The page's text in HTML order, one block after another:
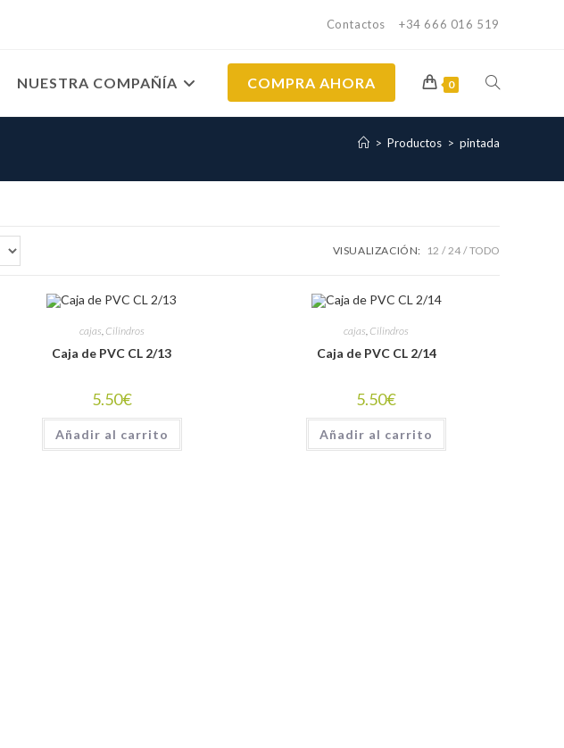
Contactos +34 666 016 519
NUESTRA COMPAÑÍA COMPRA AHORA 0 ALTERNAR
BÚSQUEDA
> Productos > pintada
VISUALIZACIÓN: 12 24 TODO
cajas, Cilindros
Caja de PVC CL 2/13
5.50€
Añadir al carrito
cajas, Cilindros
Caja de PVC CL 2/14
5.50€
Añadir al carrito